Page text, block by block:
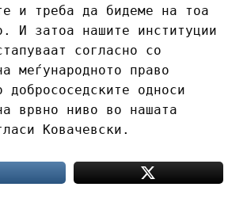
и треба да бидеме на тоа
И затоа нашите институции
согласно со
меѓународното право
добрососедските односи
врвно ниво во нашата
Ковачевски.